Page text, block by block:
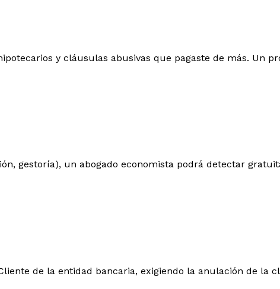
y cláusulas abusivas que pagaste de más. Un
gestoría), un abogado economista podrá detectar
de la entidad bancaria, exigiendo la anulación de la